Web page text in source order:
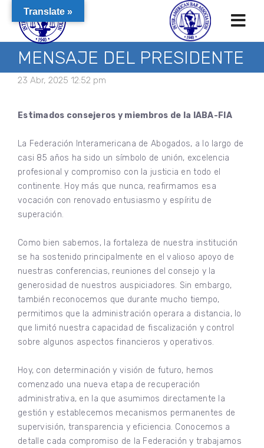
MENSAJE DEL PRESIDENTE
23 Abr, 2025 12:52 pm
Estimados consejeros y miembros de la IABA-FIA
La Federación Interamericana de Abogados, a lo largo de
casi 85 años ha sido un símbolo de unión, excelencia
profesional y compromiso con la justicia en todo el
continente. Hoy más que nunca, reafirmamos esa
vocación con renovado entusiasmo y espíritu de
superación.
Como bien sabemos, la fortaleza de nuestra institución
se ha sostenido principalmente en el valioso apoyo de
nuestras conferencias, reuniones del consejo y la
generosidad de nuestros auspiciadores. Sin embargo,
también reconocemos que durante mucho tiempo,
permitimos que la administración operara a distancia, lo
que limitó nuestra capacidad de fiscalización y control
sobre algunos aspectos financieros y operativos.
Hoy, con determinación y visión de futuro, hemos
comenzado una nueva etapa de recuperación
administrativa, en la que asumimos directamente la
gestión y establecemos mecanismos permanentes de
supervisión, transparencia y eficiencia. Conocemos a
detalle cada compromiso de la Federación y trabajamos
Translate »